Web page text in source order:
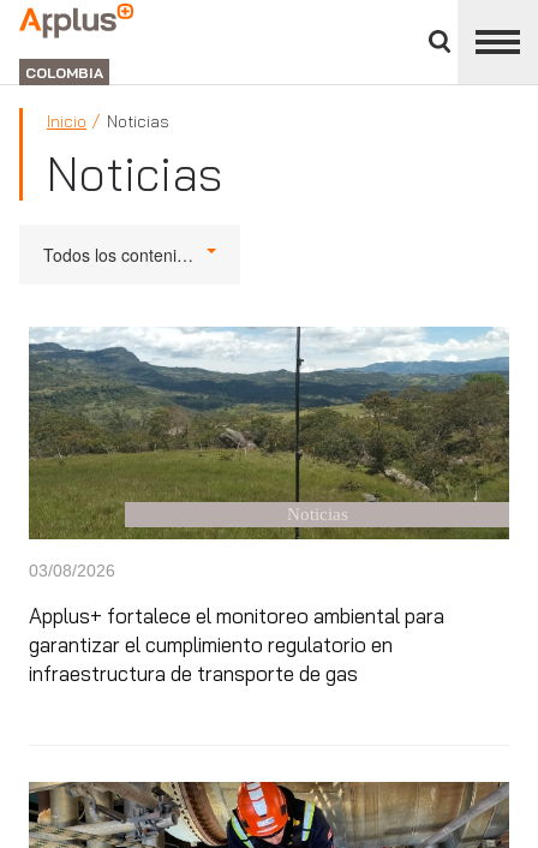
panel
APPLUS+
GROUP
COLOMBIA
Inicio Noticias
Noticias
Todos los contenidos
Noticias
03/08/2026
Applus+ fortalece el monitoreo ambiental para
garantizar el cumplimiento regulatorio en
infraestructura de transporte de gas